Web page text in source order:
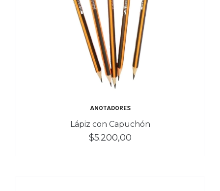
ANOTADORES
Lápiz con Capuchón
$5.200,00